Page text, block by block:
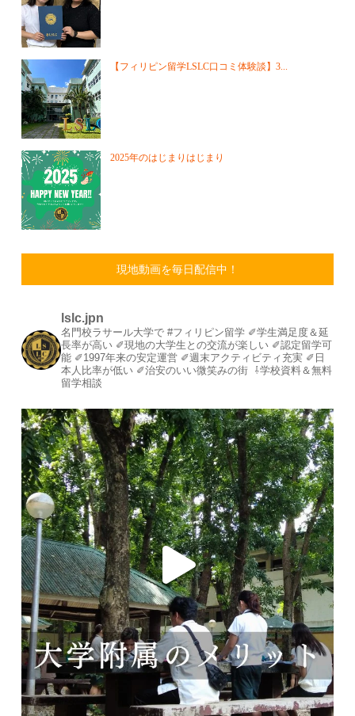
【フィリピン留学LSLC口コミ体験談】3...
2025年のはじまりはじまり
現地動画を毎日配信中！
lslc.jpn
名門校ラサール大学で #フィリピン留学⁡ ⁡✐学生満足度＆延
長率が高い⁡ ✐現地の大学生との交流が楽しい⁡ ✐認定留学可
能⁡ ✐1997年来の安定運営⁡⁡ ✐週末アクティビティ充実⁡ ✐日
本人比率が低い ⁡✐治安のいい微笑みの街⁡ ⇩学校資料＆無料
留学相談